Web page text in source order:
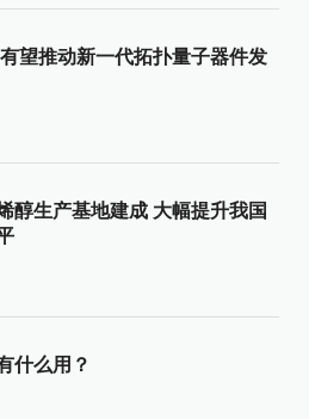
望推动新一代拓扑量子器件发
醇生产基地建成 大幅提升我国
什么用？